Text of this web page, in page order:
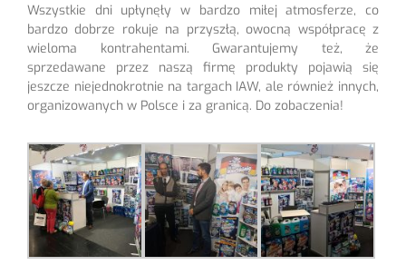
Wszystkie dni upłynęły w bardzo miłej atmosferze, co
bardzo dobrze rokuje na przyszłą, owocną współpracę z
wieloma kontrahentami. Gwarantujemy też, że
sprzedawane przez naszą firmę produkty pojawią się
jeszcze niejednokrotnie na targach IAW, ale również innych,
organizowanych w Polsce i za granicą. Do zobaczenia!